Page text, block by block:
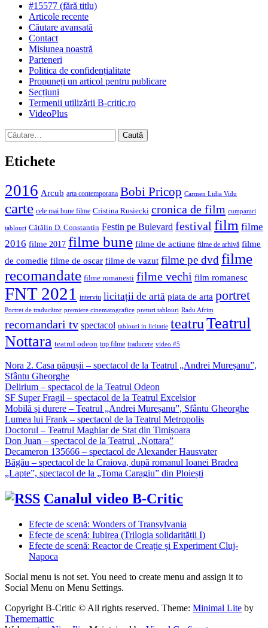
#15577 (fără titlu)
Articole recente
Căutare avansată
Contact
Misiunea noastră
Parteneri
Politica de confidențialitate
Propuneți un articol pentru publicare
Secțiuni
Termenii utilizării B-critic.ro
VideoPlus
Caută
după:
Etichete
2016 Arcub arta contemporana Bobi Pricop Carmen Lidia Vidu
carte cele mai bune filme Cristina Rusiecki cronica de film cumparari
tablouri Cătălin D. Constantin Festin pe Bulevard festival film filme
2016 filme 2017 filme bune filme de actiune filme de arhivă filme
de comedie filme de oscar filme de vazut filme pe dvd filme
recomandate filme romanesti filme vechi film romanesc
FNT 2021 interviu licitații de artă piata de arta portret
Portret de traducător premiere cinematografice preturi tablouri Radu Afrim
recomandari tv spectacol tablouri in licitatie teatruTeatrul
Nottara teatrul odeon top filme traducere video #5
Nora 2. Casa păpușii – spectacol de la Teatrul „Andrei Mureșanu”,
Sfântu Gheorghe
Delirium – spectacol de la Teatrul Odeon
SF Super Fragil – spectacol de la Teatrul Excelsior
Mobilă și durere – Teatrul „Andrei Mureșanu”, Sfântu Gheorghe
Lumea lui Frank – spectacol de la Teatrul Metropolis
Doctorul – Teatrul Maghiar de Stat din Timișoara
Don Juan – spectacol de la Teatrul „Nottara”
Decameron 135666 – spectacol de Alexander Hausvater
Băgău – spectacol de la Craiova, după romanul Ioanei Bradea
„Lapte”, spectacol de la „Toma Caragiu” din Ploiești
Canalul video B-Critic
Efecte de scenă: Wonders of Transylvania
Efecte de scenă: Iubirea (Trilogia solidarității I)
Efecte de scenă: Reactor de Creație și Experiment Cluj-
Napoca
Social menu is not set. You need to create menu and assign it to
Social Menu on Menu Settings.
Copyright B-Critic © All rights reserved. Theme: Minimal Lite by
Thememattic